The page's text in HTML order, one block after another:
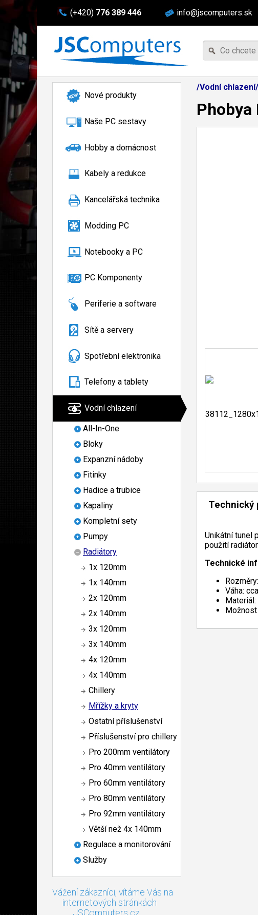
(+420) 776 389 446 info@jscomputers.sk
Nové produkty
Naše PC sestavy
Hobby a domácnost
Kabely a redukce
Kancelářská technika
Modding PC
Notebooky a PC
PC Komponenty
Periferie a software
Sítě a servery
Spotřební elektronika
Telefony a tablety
Vodní chlazení
All-In-One
Bloky
Expanzní nádoby
Fitinky
Hadice a trubice
Kapaliny
Kompletní sety
Pumpy
Radiátory
1x 120mm
1x 140mm
2x 120mm
2x 140mm
3x 120mm
3x 140mm
4x 120mm
4x 140mm
Chillery
Mřížky a kryty
Ostatní příslušenství
Příslušenství pro chillery
Pro 200mm ventilátory
Pro 40mm ventilátory
Pro 60mm ventilátory
Pro 80mm ventilátory
Pro 92mm ventilátory
Větší než 4x 140mm
Regulace a monitorování
Služby
Vážení zákazníci, vítáme Vás na
internetových stránkách
JSComputers.cz
/Vodní
Technický
Unikátní tunel
použití
Technické
Váha: